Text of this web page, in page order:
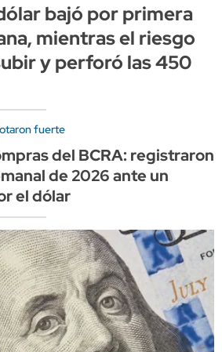
bajó por primera
mientras el riesgo
y perforó las 450
fuerte
del BCRA: registraron
de 2026 ante un
el dólar